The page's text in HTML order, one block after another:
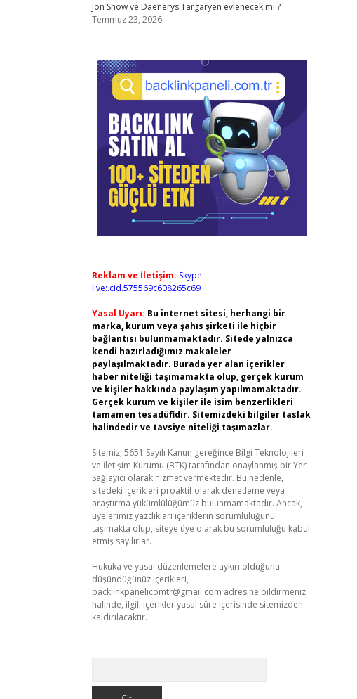
Jon Snow ve Daenerys Targaryen evlenecek mi ?
Temmuz 23, 2026
Reklam ve İletişim: Skype:
live:.cid.575569c608265c69
Yasal Uyarı: Bu internet sitesi, herhangi bir
marka, kurum veya şahıs şirketi ile hiçbir
bağlantısı bulunmamaktadır. Sitede yalnızca
kendi hazırladığımız makaleler
paylaşılmaktadır. Burada yer alan içerikler
haber niteliği taşımamakta olup, gerçek kurum
ve kişiler hakkında paylaşım yapılmamaktadır.
Gerçek kurum ve kişiler ile isim benzerlikleri
tamamen tesadüfidir. Sitemizdeki bilgiler taslak
halindedir ve tavsiye niteliği taşımazlar.
Sitemiz, 5651 Sayılı Kanun gereğince Bilgi Teknolojileri
ve İletişim Kurumu (BTK) tarafından onaylanmış bir Yer
Sağlayıcı olarak hizmet vermektedir. Bu nedenle,
sitedeki içerikleri proaktif olarak denetleme veya
araştırma yükümlülüğümüz bulunmamaktadır. Ancak,
üyelerimiz yazdıkları içeriklerin sorumluluğunu
taşımakta olup, siteye üye olarak bu sorumluluğu kabul
etmiş sayılırlar.
Hukuka ve yasal düzenlemelere aykırı olduğunu
düşündüğünüz içerikleri,
backlinkpanelicomtr@gmail.com adresine bildirmeniz
halinde, ilgili içerikler yasal süre içerisinde sitemizden
kaldırılacaktır.